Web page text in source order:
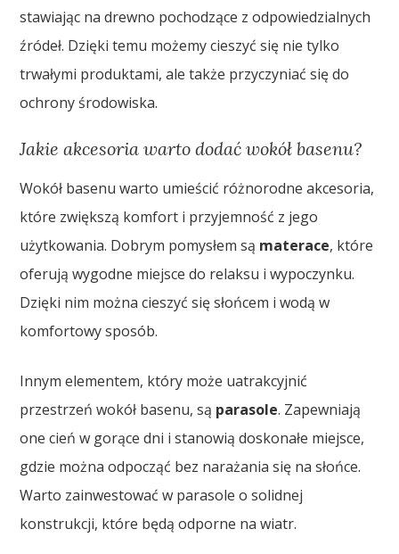
stawiając na drewno pochodzące z odpowiedzialnych
źródeł. Dzięki temu możemy cieszyć się nie tylko
trwałymi produktami, ale także przyczyniać się do
ochrony środowiska.
Jakie akcesoria warto dodać wokół basenu?
Wokół basenu warto umieścić różnorodne akcesoria,
które zwiększą komfort i przyjemność z jego
użytkowania. Dobrym pomysłem są materace, które
oferują wygodne miejsce do relaksu i wypoczynku.
Dzięki nim można cieszyć się słońcem i wodą w
komfortowy sposób.
Innym elementem, który może uatrakcyjnić
przestrzeń wokół basenu, są parasole. Zapewniają
one cień w gorące dni i stanowią doskonałe miejsce,
gdzie można odpocząć bez narażania się na słońce.
Warto zainwestować w parasole o solidnej
konstrukcji, które będą odporne na wiatr.